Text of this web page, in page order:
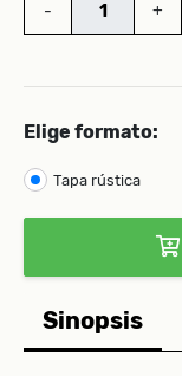
- +
Elige formato:
Tapa rústica
Sinopsis